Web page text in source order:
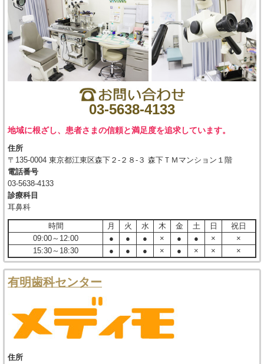
03-5638-4133
地域に根ざし、患者さまの信頼と満足度を追求しています。
住所
〒135-0004 東京都江東区森下２-２８-３ 森下ＴＭマンション１階
電話番号
03-5638-4133
診療科目
耳鼻科
時間 月 火 水 木 金 土 日
祝日
09:00～12:00
● ● ● × ● ● ×
×
15:30～18:30
● ● ● × ● × × ×
有明歯科センター
住所